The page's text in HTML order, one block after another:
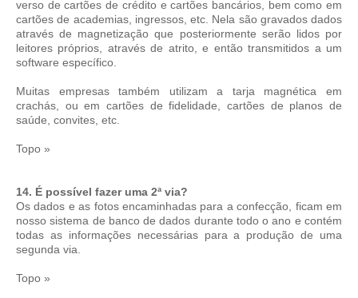
verso de cartões de crédito e cartões bancários, bem como em
cartões de academias, ingressos, etc. Nela são gravados dados
através de magnetização que posteriormente serão lidos por
leitores próprios, através de atrito, e então transmitidos a um
software específico.
Muitas empresas também utilizam a tarja magnética em
crachás, ou em cartões de fidelidade, cartões de planos de
saúde, convites, etc.
Topo »
14. É possível fazer uma 2ª via?
Os dados e as fotos encaminhadas para a confecção, ficam em
nosso sistema de banco de dados durante todo o ano e contém
todas as informações necessárias para a produção de uma
segunda via.
Topo »